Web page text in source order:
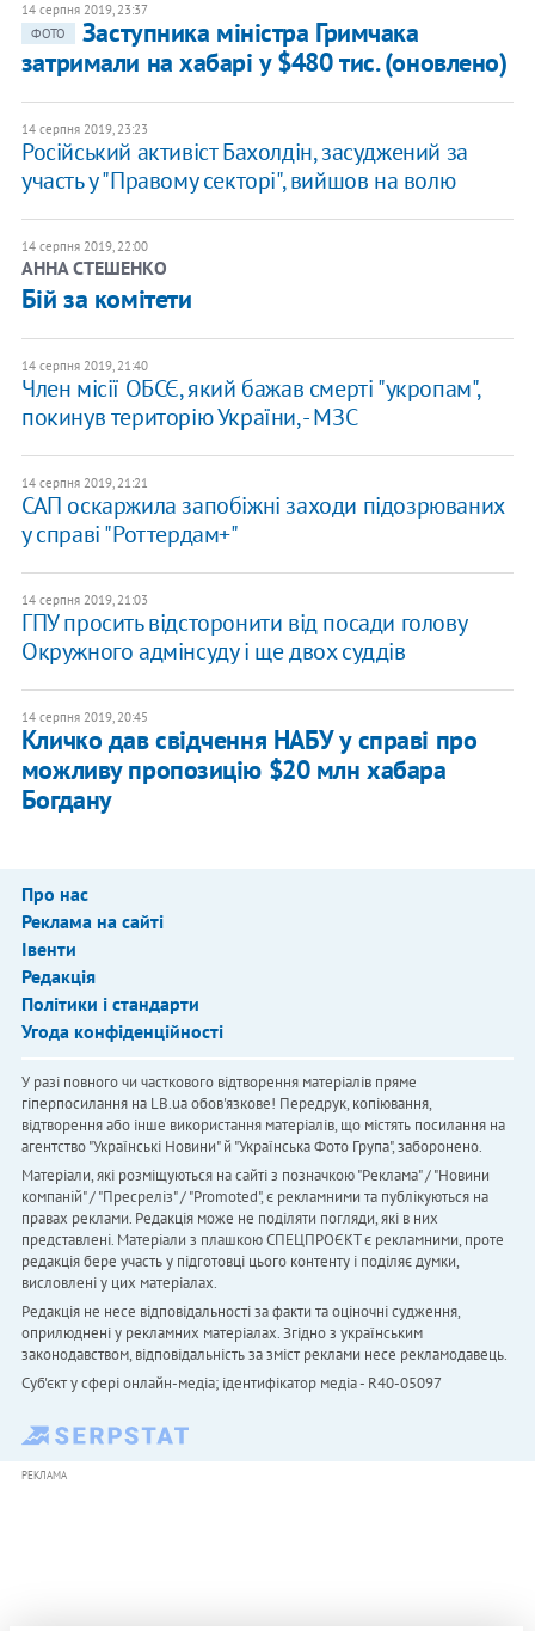
14 серпня 2019, 23:37
ФОТО
Заступника міністра Гримчака
затримали на хабарі у $480 тис. (оновлено)
14 серпня 2019, 23:23
Російський активіст Бахолдін, засуджений за
участь у "Правому секторі", вийшов на волю
14 серпня 2019, 22:00
АННА СТЕШЕНКО
Бій за комітети
14 серпня 2019, 21:40
Член місії ОБСЄ, який бажав смерті "укропам",
покинув територію України, - МЗС
14 серпня 2019, 21:21
САП оскаржила запобіжні заходи підозрюваних
у справі "Роттердам+"
14 серпня 2019, 21:03
ГПУ просить відсторонити від посади голову
Окружного адмінсуду і ще двох суддів
14 серпня 2019, 20:45
Кличко дав свідчення НАБУ у справі про
можливу пропозицію $20 млн хабара
Богдану
Про нас
Реклама на сайті
Івенти
Редакція
Політики і стандарти
Угода конфіденційності
У разі повного чи часткового відтворення матеріалів пряме
гіперпосилання на LB.ua обов'язкове! Передрук, копіювання,
відтворення або інше використання матеріалів, що містять посилання на
агентство "Українськi Новини" й "Українська Фото Група", заборонено.
Матеріали, які розміщуються на сайті з позначкою "Реклама" / "Новини
компаній" / "Пресреліз" / "Promoted", є рекламними та публікуються на
правах реклами. Редакція може не поділяти погляди, які в них
представлені. Матеріали з плашкою СПЕЦПРОЄКТ є рекламними, проте
редакція бере участь у підготовці цього контенту і поділяє думки,
висловлені у цих матеріалах.
Редакція не несе відповідальності за факти та оціночні судження,
оприлюднені у рекламних матеріалах. Згідно з українським
законодавством, відповідальність за зміст реклами несе рекламодавець.
Cуб'єкт у сфері онлайн-медіа; ідентифікатор медіа - R40-05097
РЕКЛАМА